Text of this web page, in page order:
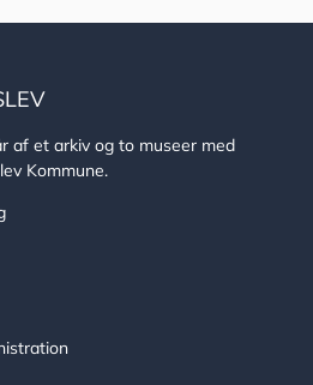
af et arkiv og to museer med
Kommune.